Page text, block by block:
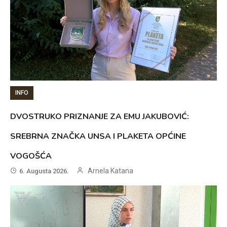
INFO
DVOSTRUKO PRIZNANJE ZA EMU JAKUBOVIĆ:
SREBRNA ZNAČKA UNSA I PLAKETA OPĆINE
VOGOŠĆA
6. Augusta 2026. Arnela Katana